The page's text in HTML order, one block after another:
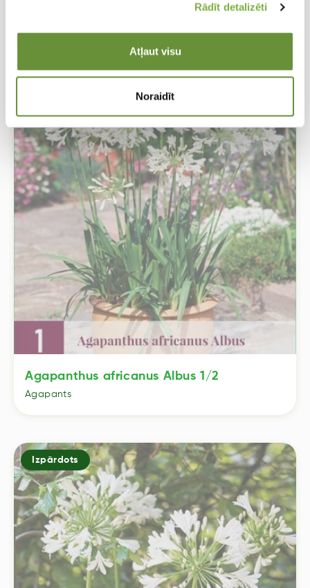
Rādīt detalizēti
Atļaut visu
Noraidīt
Agapanthus africanus Albus 1/2
Agapants